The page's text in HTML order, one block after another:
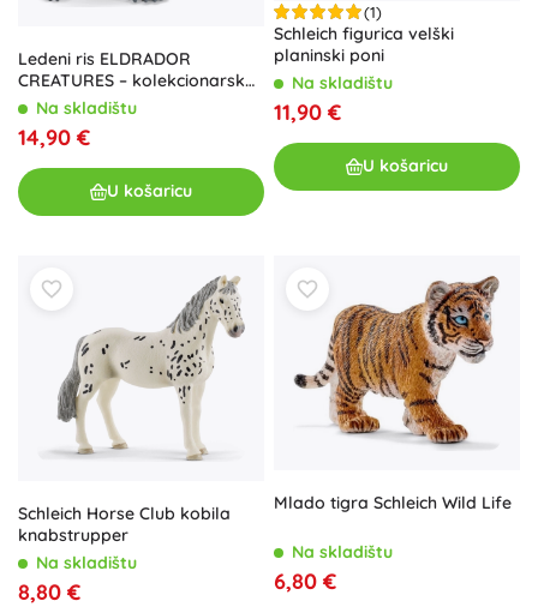
Ledeni ris ELDRADOR
CREATURES – kolekcionarska
figurica za djecu 7–12 godina
Na skladištu
14,90 €
U košaricu
(1)
Schleich figurica velški
planinski poni
Na skladištu
11,90 €
U košaricu
Schleich Horse Club kobila
knabstrupper
Na skladištu
8,80 €
Mlado tigra Schleich Wild Life
Na skladištu
6,80 €